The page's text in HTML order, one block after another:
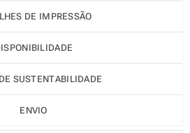
DE IMPRESSÃO
SUSTENTABILIDADE
ENVIO